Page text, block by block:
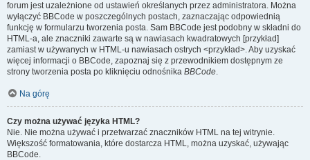
forum jest uzależnione od ustawień określanych przez administratora. Można
wyłączyć BBCode w poszczególnych postach, zaznaczając odpowiednią
funkcję w formularzu tworzenia posta. Sam BBCode jest podobny w składni do
HTML-a, ale znaczniki zawarte są w nawiasach kwadratowych [przykład]
zamiast w używanych w HTML-u nawiasach ostrych <przykład>. Aby uzyskać
więcej informacji o BBCode, zapoznaj się z przewodnikiem dostępnym ze
strony tworzenia posta po kliknięciu odnośnika BBCode.
Na górę
Czy można używać języka HTML?
Nie. Nie można używać i przetwarzać znaczników HTML na tej witrynie.
Większość formatowania, które dostarcza HTML, można uzyskać, używając
BBCode.